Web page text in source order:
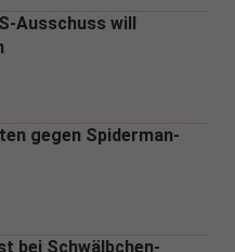
Ausschuss will
gegen Spiderman-
bei Schwälbchen-